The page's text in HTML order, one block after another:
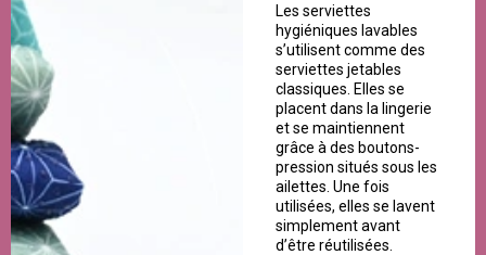
Les serviettes
hygiéniques lavables
s’utilisent comme des
serviettes jetables
classiques. Elles se
placent dans la lingerie
et se maintiennent
grâce à des boutons-
pression situés sous les
ailettes. Une fois
utilisées, elles se lavent
simplement avant
d’être réutilisées.